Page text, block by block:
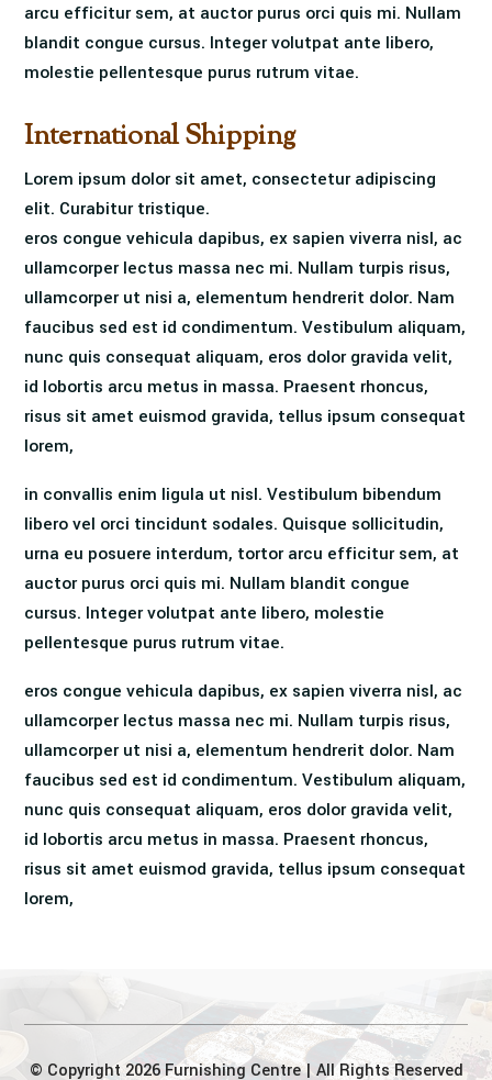
arcu efficitur sem, at auctor purus orci quis mi. Nullam
blandit congue cursus. Integer volutpat ante libero,
molestie pellentesque purus rutrum vitae.
International Shipping
Lorem ipsum dolor sit amet, consectetur adipiscing
elit. Curabitur tristique.
eros congue vehicula dapibus, ex sapien viverra nisl, ac
ullamcorper lectus massa nec mi. Nullam turpis risus,
ullamcorper ut nisi a, elementum hendrerit dolor. Nam
faucibus sed est id condimentum. Vestibulum aliquam,
nunc quis consequat aliquam, eros dolor gravida velit,
id lobortis arcu metus in massa. Praesent rhoncus,
risus sit amet euismod gravida, tellus ipsum consequat
lorem,
in convallis enim ligula ut nisl. Vestibulum bibendum
libero vel orci tincidunt sodales. Quisque sollicitudin,
urna eu posuere interdum, tortor arcu efficitur sem, at
auctor purus orci quis mi. Nullam blandit congue
cursus. Integer volutpat ante libero, molestie
pellentesque purus rutrum vitae.
eros congue vehicula dapibus, ex sapien viverra nisl, ac
ullamcorper lectus massa nec mi. Nullam turpis risus,
ullamcorper ut nisi a, elementum hendrerit dolor. Nam
faucibus sed est id condimentum. Vestibulum aliquam,
nunc quis consequat aliquam, eros dolor gravida velit,
id lobortis arcu metus in massa. Praesent rhoncus,
risus sit amet euismod gravida, tellus ipsum consequat
lorem,
© Copyright 2026 Furnishing Centre | All Rights Reserved